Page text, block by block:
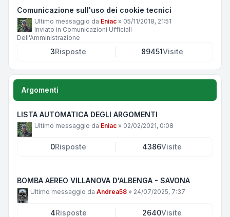
Comunicazione sull'uso dei cookie tecnici
Ultimo messaggio da Eniac » 05/11/2018, 21:51
Inviato in Comunicazioni Ufficiali
Dell'Amministrazione
3Risposte 89451Visite
Argomenti
LISTA AUTOMATICA DEGLI ARGOMENTI
Ultimo messaggio da Eniac » 02/02/2021, 0:08
0Risposte 4386Visite
BOMBA AEREO VILLANOVA D'ALBENGA - SAVONA
Ultimo messaggio da Andrea58 » 24/07/2025, 7:37
4Risposte 2640Visite